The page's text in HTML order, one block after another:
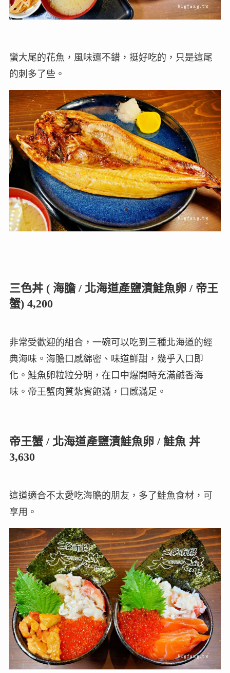
蠻大尾的花魚，風味還不錯，挺好吃的，只是這尾
的刺多了些。
三色丼 ( 海膽 / 北海道產鹽漬鮭魚卵 / 帝王
蟹) 4,200
非常受歡迎的組合，一碗可以吃到三種北海道的經
典海味。海膽口感綿密、味道鮮甜，幾乎入口即
化。鮭魚卵粒粒分明，在口中爆開時充滿鹹香海
味。帝王蟹肉質紮實飽滿，口感滿足。
帝王蟹 / 北海道產鹽漬鮭魚卵 / 鮭魚 丼
3,630
這道適合不太愛吃海膽的朋友，多了鮭魚食材，可
享用。